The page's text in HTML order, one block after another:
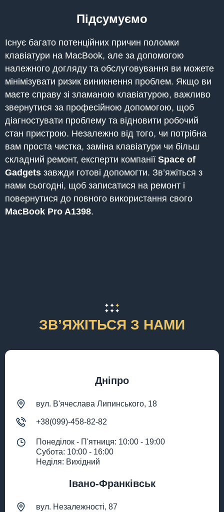
Підсумуємо
Існує багато потенційних причин поломки
клавіатури на MacBook, але за допомогою
належного догляду та обслуговування ви можете
мінімізувати ризик виникнення проблем. Якщо ви
маєте справу зі зламаною клавіатурою, важливо
звернутися за професійною допомогою, щоб
діагностувати проблему та відновити робочий
стан пристрою. Незалежно від того, чи потрібна
вам проста чистка, заміна клавіатури чи більш
складний ремонт, експерти компанії Space of
Gadgets завжди готові допомогти. Зв’яжіться з
нами сьогодні, щоб записатися на ремонт і
повернутися до повного використання свого
MacBook Pro A1398.
ЗВʼЯЖІТЬСЯ З НАМИ
Дніпро
вул. В'ячеслава Липинського, 18
+38(099)-458-82-82
Понеділок - П'ятниця: 10:00 - 19:00
Субота: 10:00 - 16:00
Неділя: Вихідний
Івано-Франківськ
вул. Незалежності, 87